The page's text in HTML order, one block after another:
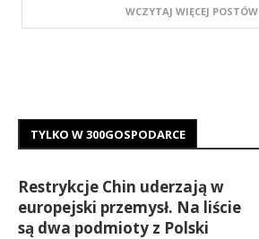
WCZYTAJ WIĘCEJ POSTÓW
TYLKO W 300GOSPODARCE
Restrykcje Chin uderzają w
europejski przemysł. Na liście
są dwa podmioty z Polski